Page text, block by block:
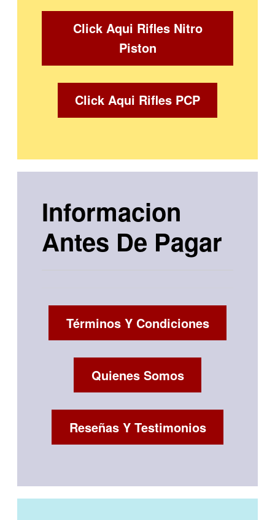
Click Aqui Rifles Nitro
Piston
Click Aqui Rifles PCP
Informacion
Antes De Pagar
Términos Y Condiciones
Quienes Somos
Reseñas Y Testimonios